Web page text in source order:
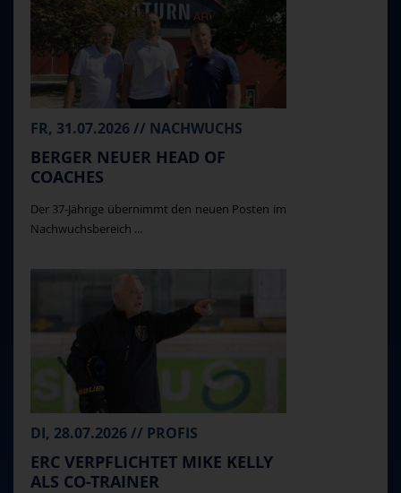
FR, 31.07.2026 // NACHWUCHS
BERGER NEUER HEAD OF
COACHES
Der 37-Jährige übernimmt den neuen Posten im
Nachwuchsbereich ...
DI, 28.07.2026 // PROFIS
ERC VERPFLICHTET MIKE KELLY
ALS CO-TRAINER